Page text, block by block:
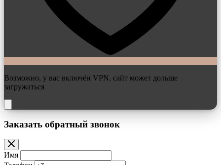
Возможно, у вас включён VPN, сайт может дольше
загружаться
Заказать обратный звонок
Имя